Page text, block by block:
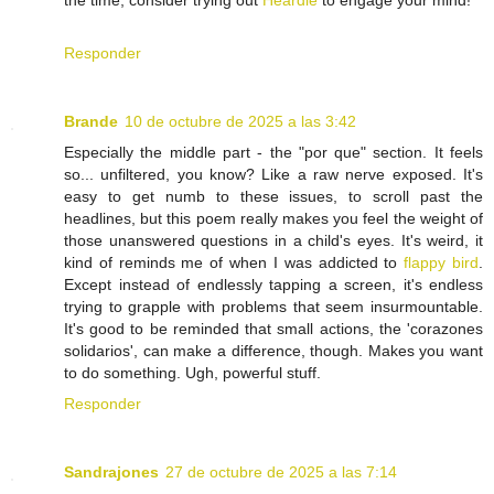
Responder
Brande 10 de octubre de 2025 a las 3:42
Especially the middle part - the "por que" section. It feels
so... unfiltered, you know? Like a raw nerve exposed. It's
easy to get numb to these issues, to scroll past the
headlines, but this poem really makes you feel the weight of
those unanswered questions in a child's eyes. It's weird, it
kind of reminds me of when I was addicted toflappy bird
Except instead of endlessly tapping a screen, it's endless
trying to grapple with problems that seem insurmountable.
It's good to be reminded that small actions, the 'corazones
solidarios', can make a difference, though. Makes you want
to do something. Ugh, powerful stuff.
Responder
Sandrajones 27 de octubre de 2025 a las 7:14